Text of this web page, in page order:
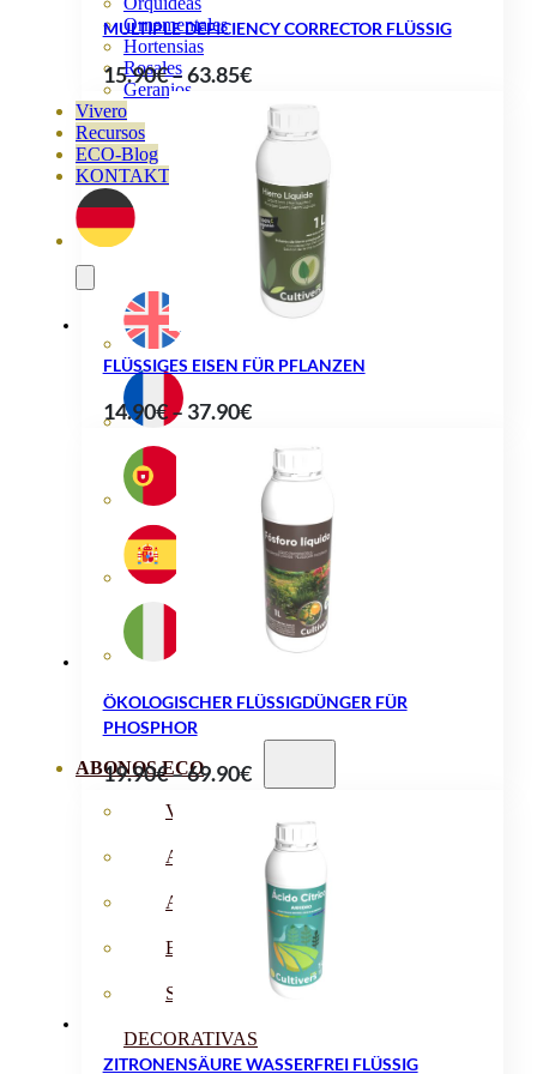
Ornamentales
Hortensias
Rosales
Geranios
Vivero
Recursos
ECO-Blog
KONTAKT
ABONOS ECO
VER TODOS
ABONOS LÍQUIDOS
ABONOS SOLIDOS
BIOESTIMULANTES
SUSTRATOS Y
DECORATIVAS
MULTIPLE DEFICIENCY CORRECTOR FLÜSSIG
15.90€–63.85€Preisspanne:
15.90€
bis
63.85€
FLÜSSIGES EISEN FÜR PFLANZEN
14.90€ –37.90€Preisspanne:
14.90€
bis
37.90€
ÖKOLOGISCHER FLÜSSIGDÜNGER FÜR
PHOSPHOR
19.90€–69.90€Preisspanne:
bis
69.90€
ZITRONENSÄURE WASSERFREI FLÜSSIG